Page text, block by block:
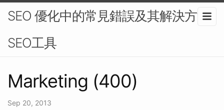
SEO 優化中的常見錯誤及其解決方法-
SEO工具
Marketing (400)
Sep 20, 2013